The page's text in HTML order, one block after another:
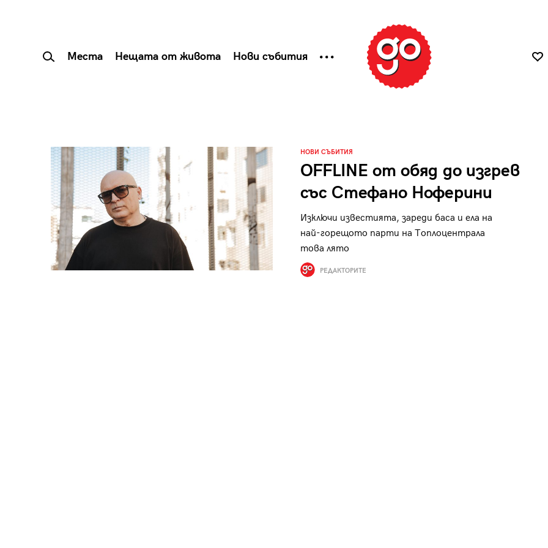
Места Нещата от живота Нови събития
НОВИ СЪБИТИЯ
OFFLINE от обяд до изгрев
със Стефано Ноферини
Изключи известията, зареди баса и ела на
най-горещото парти на Топлоцентрала
това лято
РЕДАКТОРИТЕ